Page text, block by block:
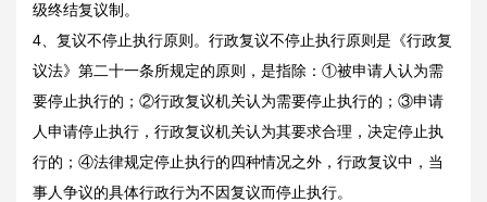
级终结复议制。
4、复议不停止执行原则。行政复议不停止执行原则是《行政复
议法》第二十一条所规定的原则，是指除：①被申请人认为需
要停止执行的；②行政复议机关认为需要停止执行的；③申请
人申请停止执行，行政复议机关认为其要求合理，决定停止执
行的；④法律规定停止执行的四种情况之外，行政复议中，当
事人争议的具体行政行为不因复议而停止执行。